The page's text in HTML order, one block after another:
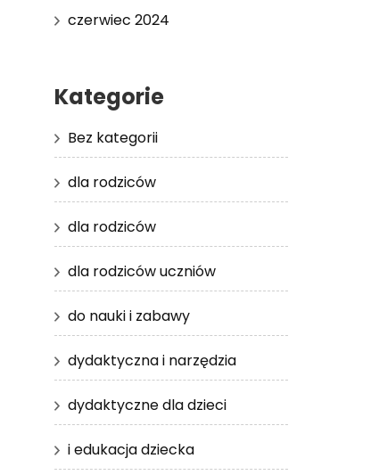
czerwiec 2024
Kategorie
Bez kategorii
dla rodziców
dla rodziców
dla rodziców uczniów
do nauki i zabawy
dydaktyczna i narzędzia
dydaktyczne dla dzieci
i edukacja dziecka